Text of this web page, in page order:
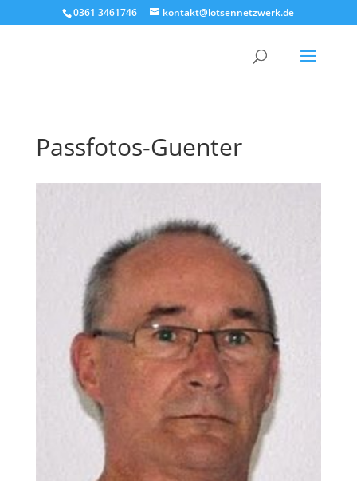
0361 3461746 kontakt@lotsennetzwerk.de
Passfotos-Guenter